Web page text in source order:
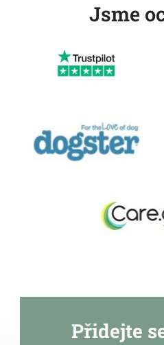
Jsme
Přidejte